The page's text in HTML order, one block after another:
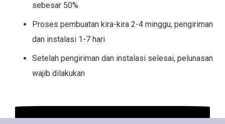
sebesar 50%
Proses pembuatan kira-kira 2-4 minggu, pengiriman
dan instalasi 1-7 hari
Setelah pengiriman dan instalasi selesai, pelunasan
wajib dilakukan